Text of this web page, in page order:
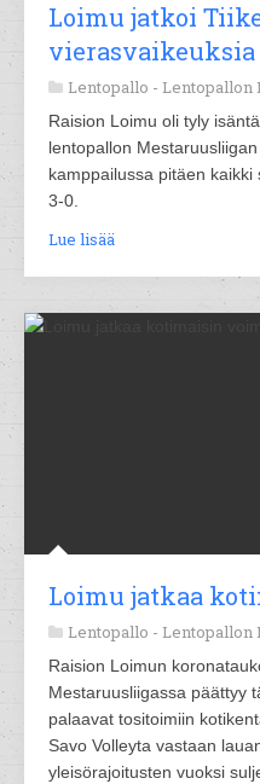
Loimu jatkoi
vierasvaikeuksia
Lentopallo - Lentopallon
Raision Loimu oli tyly
lentopallon
kamppailussa pitäen
3-0.
Lue lisää
Loimu jatkaa
Lentopallo - Lentopallon
Raision Loimun
Mestaruusliigassa päättyy
palaavat tositoimiin
Savo Volleyta vastaan
yleisörajoitusten vuoksi